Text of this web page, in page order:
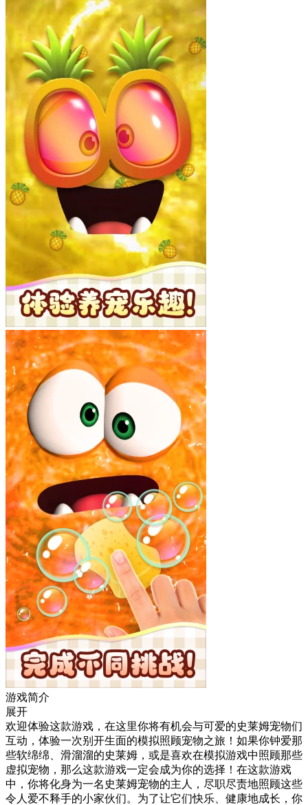
游戏简介
展开
欢迎体验这款游戏，在这里你将有机会与可爱的史莱姆宠物们
互动，体验一次别开生面的模拟照顾宠物之旅！如果你钟爱那
些软绵绵、滑溜溜的史莱姆，或是喜欢在模拟游戏中照顾那些
虚拟宠物，那么这款游戏一定会成为你的选择！在这款游戏
中，你将化身为一名史莱姆宠物的主人，尽职尽责地照顾这些
令人爱不释手的小家伙们。为了让它们快乐、健康地成长，你